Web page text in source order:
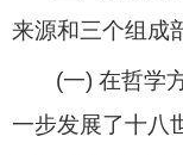
来源和三个组成
(一)在哲学
一步发展了十八